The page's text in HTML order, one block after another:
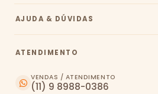
AJUDA & DÚVIDAS
ATENDIMENTO
VENDAS / ATENDIMENTO
(11) 9 8988-0386